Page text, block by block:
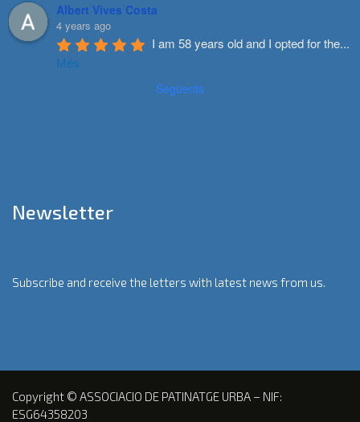
Albert Vives Costa
4 years ago
I am 58 years old and I opted for the...
Més
Següents
Newsletter
Subscribe and receive the letters with latest news from us.
Copyright © ASSOCIACIO DE PATINATGE URBA – NIF:
ESG64358203